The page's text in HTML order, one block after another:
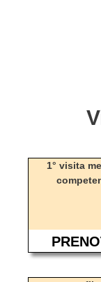
1° visita